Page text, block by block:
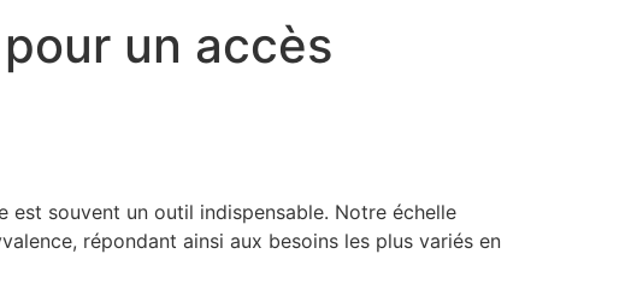
un accès
est souvent un outil indispensable. Notre échelle
répondant ainsi aux besoins les plus variés en